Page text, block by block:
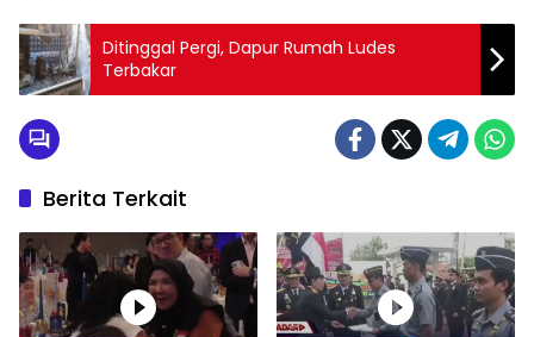
Ditinggal Pergi, Dapur Rumah Ludes
Terbakar
Berita Terkait